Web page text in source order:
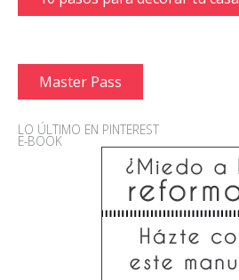
Master Pass
LO ÚLTIMO EN PINTEREST
E-BOOK